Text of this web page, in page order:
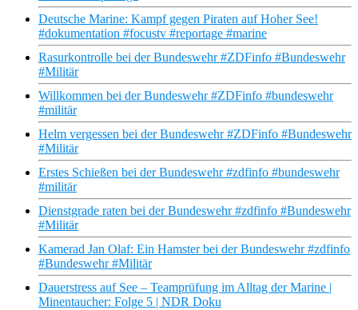
Deutsche Marine: Kampf gegen Piraten auf Hoher See!
#dokumentation #focustv #reportage #marine
Rasurkontrolle bei der Bundeswehr #ZDFinfo #Bundeswehr
#Militär
Willkommen bei der Bundeswehr #ZDFinfo #bundeswehr
#militär
Helm vergessen bei der Bundeswehr #ZDFinfo #Bundeswehr
#Militär
Erstes Schießen bei der Bundeswehr #zdfinfo #bundeswehr
#militär
Dienstgrade raten bei der Bundeswehr #zdfinfo #Bundeswehr
#Militär
Kamerad Jan Olaf: Ein Hamster bei der Bundeswehr #zdfinfo
#Bundeswehr #Militär
Dauerstress auf See – Teamprüfung im Alltag der Marine |
Minentaucher: Folge 5 | NDR Doku